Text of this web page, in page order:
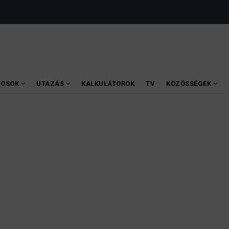
UTAZÁS KALKULÁTOROK TV KÖZÖSSÉGEK